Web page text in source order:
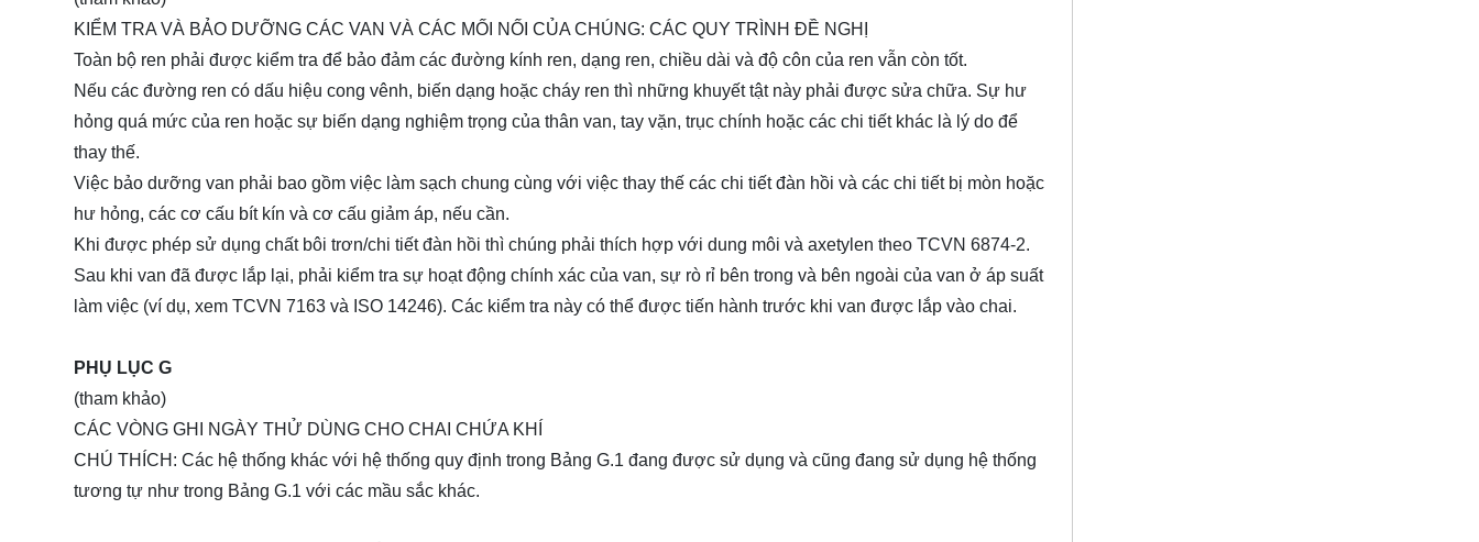
KIỂM TRA VÀ BẢO DƯỠNG CÁC VAN VÀ CÁC MỐI NỐI CỦA CHÚNG: CÁC QUY TRÌNH ĐỀ NGHỊ
Toàn bộ ren phải được kiểm tra để bảo đảm các đường kính ren, dạng ren, chiều dài và độ côn của ren vẫn còn tốt.
Nếu các đường ren có dấu hiệu cong vênh, biến dạng hoặc cháy ren thì những khuyết tật này phải được sửa chữa. Sự hư
hỏng quá mức của ren hoặc sự biến dạng nghiệm trọng của thân van, tay vặn, trục chính hoặc các chi tiết khác là lý do để
thay thế.
Việc bảo dưỡng van phải bao gồm việc làm sạch chung cùng với việc thay thế các chi tiết đàn hồi và các chi tiết bị mòn hoặc
hư hỏng, các cơ cấu bít kín và cơ cấu giảm áp, nếu cần.
Khi được phép sử dụng chất bôi trơn/chi tiết đàn hồi thì chúng phải thích hợp với dung môi và axetylen theo TCVN 6874-2.
Sau khi van đã được lắp lại, phải kiểm tra sự hoạt động chính xác của van, sự rò rỉ bên trong và bên ngoài của van ở áp suất
làm việc (ví dụ, xem TCVN 7163 và ISO 14246). Các kiểm tra này có thể được tiến hành trước khi van được lắp vào chai.
PHỤ LỤC G
(tham khảo)
CÁC VÒNG GHI NGÀY THỬ DÙNG CHO CHAI CHỨA KHÍ
CHÚ THÍCH: Các hệ thống khác với hệ thống quy định trong Bảng G.1 đang được sử dụng và cũng đang sử dụng hệ thống
tương tự như trong Bảng G.1 với các mầu sắc khác.